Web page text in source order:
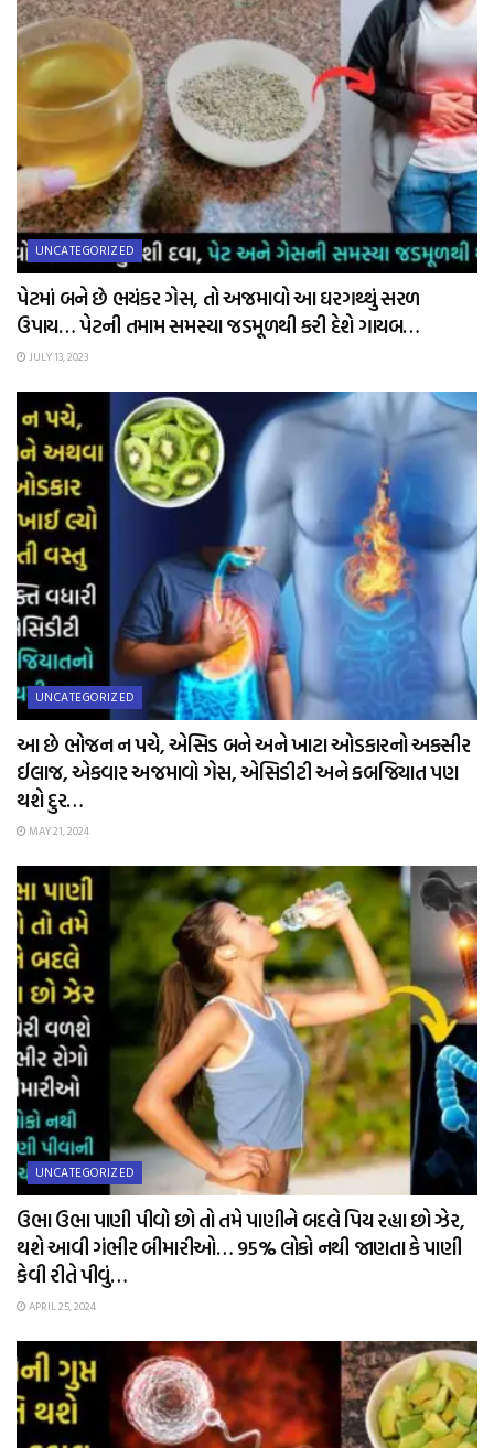
UNCATEGORIZED
પેટમાં બને છે ભયંકર ગેસ, તો અજમાવો આ ઘરગથ્થું સરળ
ઉપાય… પેટની તમામ સમસ્યા જડમૂળથી કરી દેશે ગાયબ…
JULY 13, 2023
UNCATEGORIZED
આ છે ભોજન ન પચે, એસિડ બને અને ખાટા ઓડકારનો અકસીર
ઈલાજ, એકવાર અજમાવો ગેસ, એસિડીટી અને કબજિયાત પણ
થશે દુર…
MAY 21, 2024
UNCATEGORIZED
ઉભા ઉભા પાણી પીવો છો તો તમે પાણીને બદલે પિય રહ્યા છો ઝેર,
થશે આવી ગંભીર બીમારીઓ… 95% લોકો નથી જાણતા કે પાણી
કેવી રીતે પીવું…
APRIL 25, 2024